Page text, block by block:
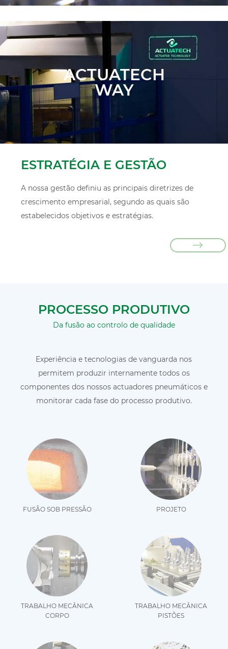
ACTUATECH
WAY
ESTRATÉGIA E GESTÃO
A nossa gestão definiu as principais diretrizes de
crescimento empresarial, segundo as quais são
estabelecidos objetivos e estratégias.
PROCESSO PRODUTIVO
Da fusão ao controlo de qualidade
Experiência e tecnologias de vanguarda nos
permitem produzir internamente todos os
componentes dos nossos actuadores pneumáticos e
monitorar cada fase do processo produtivo.
FUSÃO SOB PRESSÃO PROJETO
TRABALHO MECÂNICA
CORPO
TRABALHO MECÂNICA
PISTÕES